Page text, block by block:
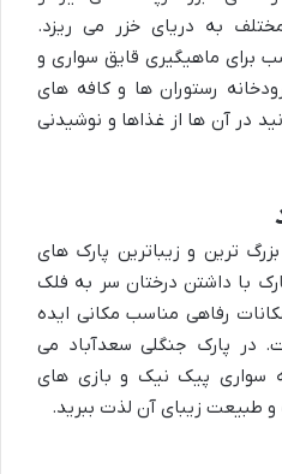
به دریای خزر می ریزد.
برای ماهیگیری قایق سواری و
رستوران ها و کافه های
در آن ها از غذاها و نوشیدنی
ترین و زیباترین پارک های
با داشتن درختان سر به فلک
رفاهی مناسب مکانی ایده
در پارک جنگلی سعدآباد می
سواری پیک نیک و بازی های
و طبیعت زیبای آن لذت ببرید.